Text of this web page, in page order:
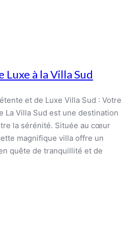
Luxe à la Villa Sud
et de Luxe Villa Sud : Votre
La Villa Sud est une destination
la sérénité. Située au cœur
magnifique villa offre un
quête de tranquillité et de